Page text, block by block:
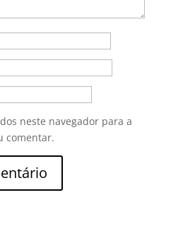
neste navegador para a
comentar.